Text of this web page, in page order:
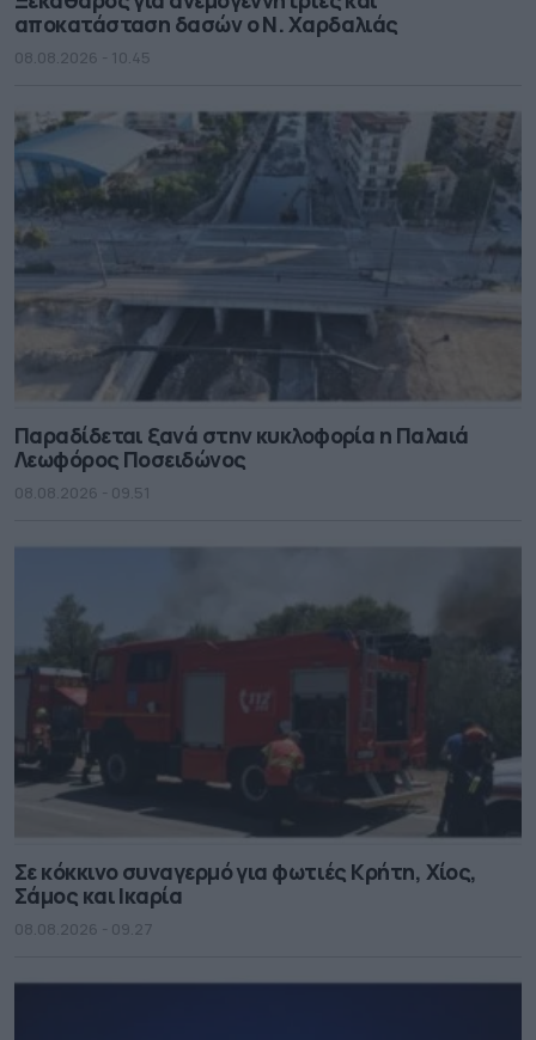
αποκατάσταση δασών ο Ν. Χαρδαλιάς
08.08.2026 - 10.45
Παραδίδεται ξανά στην κυκλοφορία η Παλαιά
Λεωφόρος Ποσειδώνος
08.08.2026 - 09.51
Σε κόκκινο συναγερμό για φωτιές Κρήτη, Χίος,
Σάμος και Ικαρία
08.08.2026 - 09.27